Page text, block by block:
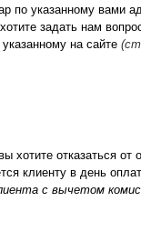
по указанному вами
задать нам
на сайте
хотите отказаться
клиенту в день
с вычетом